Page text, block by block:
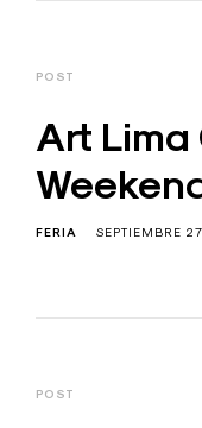
POST
Art
FERIA SEPTIEMBRE
POST